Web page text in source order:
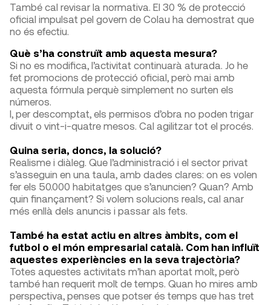
També cal revisar la normativa. El 30 % de protecció
oficial impulsat pel govern de Colau ha demostrat que
no és efectiu.
Què s’ha construït amb aquesta mesura?
Si no es modifica, l’activitat continuarà aturada. Jo he
fet promocions de protecció oficial, però mai amb
aquesta fórmula perquè simplement no surten els
números.
I, per descomptat, els permisos d’obra no poden trigar
divuit o vint-i-quatre mesos. Cal agilitzar tot el procés.
Quina seria, doncs, la solució?
Realisme i diàleg. Que l’administració i el sector privat
s’asseguin en una taula, amb dades clares: on es volen
fer els 50.000 habitatges que s’anuncien? Quan? Amb
quin finançament? Si volem solucions reals, cal anar
més enllà dels anuncis i passar als fets.
També ha estat actiu en altres àmbits, com el
futbol o el món empresarial català. Com han influït
aquestes experiències en la seva trajectòria?
Totes aquestes activitats m’han aportat molt, però
també han requerit molt de temps. Quan ho mires amb
perspectiva, penses que potser és temps que has tret